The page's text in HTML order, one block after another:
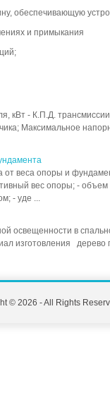
обеспечивающую
и примыкания
кВт - К.П.Д.
Максимальное
от веса опоры и
вес опоры; -
- уде ...
освещенности в
изготовления
© 2026 - All Rights